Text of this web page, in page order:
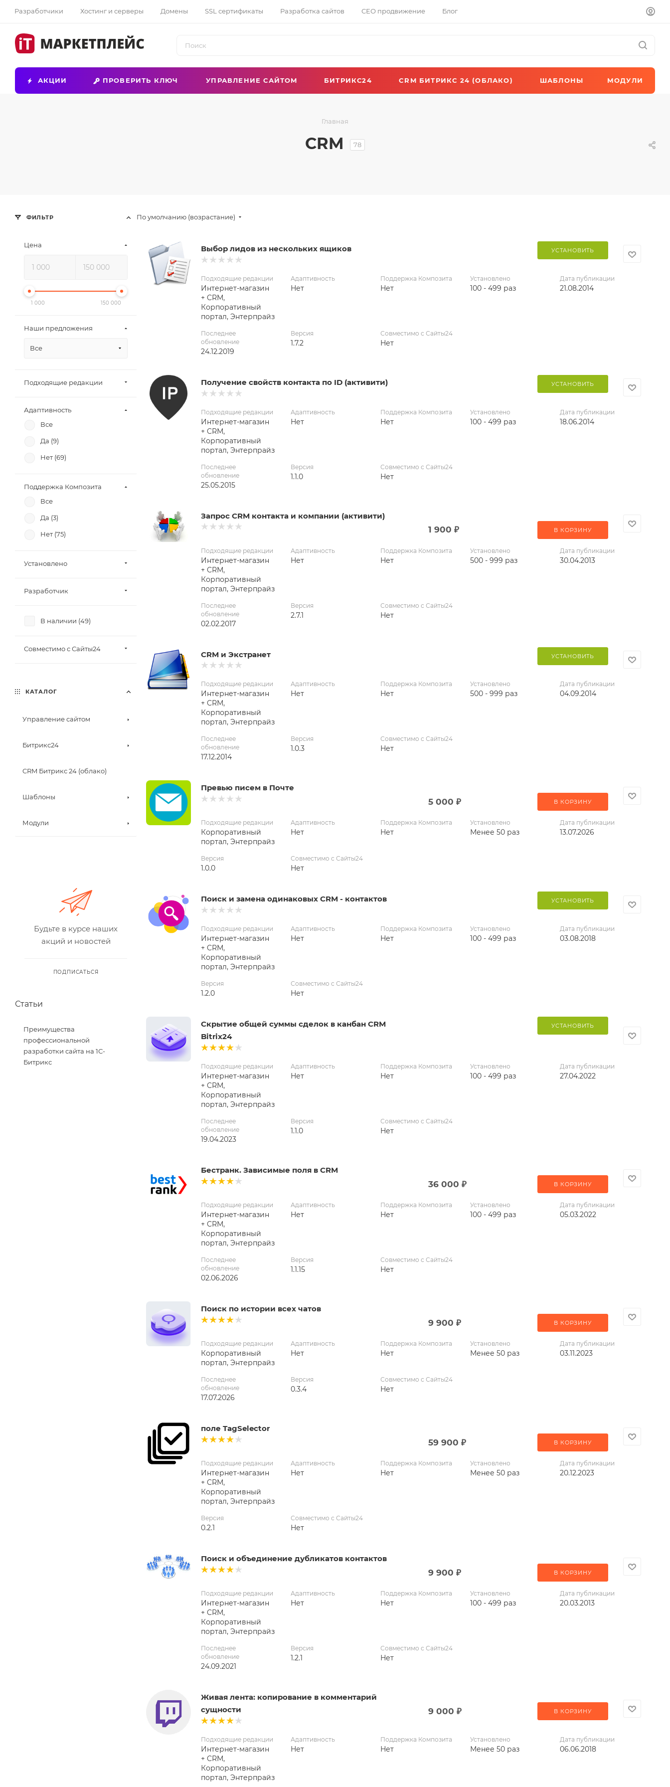
Разработчики Хостинг и серверы Домены SSL сертификаты Разработка сайтов СЕО продвижение Блог
АКЦИИ ПРОВЕРИТЬ КЛЮЧ УПРАВЛЕНИЕ САЙТОМ БИТРИКС24 CRM БИТРИКС 24 (ОБЛАКО) ШАБЛОНЫ МОДУЛИ
Главная
CRM 78
По умолчанию (возрастание)
Выбор лидов из нескольких ящиков УСТАНОВИТЬ
Подходящие редакции
Интернет-магазин
+ CRM,
Корпоративный
портал, Энтерпрайз
Адаптивность
Нет
Поддержка Композита
Нет
Установлено
100 - 499 раз
Дата публикации
21.08.2014
Последнее
обновление
24.12.2019
Версия
1.7.2
Совместимо с Сайты24
Нет
Получение свойств контакта по ID (активити) УСТАНОВИТЬ
Подходящие редакции
Интернет-магазин
+ CRM,
Корпоративный
портал, Энтерпрайз
Адаптивность
Нет
Поддержка Композита
Нет
Установлено
100 - 499 раз
Дата публикации
18.06.2014
Последнее
обновление
25.05.2015
Версия
1.1.0
Совместимо с Сайты24
Нет
Запрос CRM контакта и компании (активити)
1 900 ₽ В КОРЗИНУ
Подходящие редакции
Интернет-магазин
+ CRM,
Корпоративный
портал, Энтерпрайз
Адаптивность
Нет
Поддержка Композита
Нет
Установлено
500 - 999 раз
Дата публикации
30.04.2013
Последнее
обновление
02.02.2017
Версия
2.7.1
Совместимо с Сайты24
Нет
CRM и Экстранет УСТАНОВИТЬ
Подходящие редакции
Интернет-магазин
+ CRM,
Корпоративный
портал, Энтерпрайз
Адаптивность
Нет
Поддержка Композита
Нет
Установлено
500 - 999 раз
Дата публикации
04.09.2014
Последнее
обновление
17.12.2014
Версия
1.0.3
Совместимо с Сайты24
Нет
Превью писем в Почте
5 000 ₽ В КОРЗИНУ
Подходящие редакции
Корпоративный
портал, Энтерпрайз
Адаптивность
Нет
Поддержка Композита
Нет
Установлено
Менее 50 раз
Дата публикации
13.07.2026
Версия
1.0.0
Совместимо с Сайты24
Нет
Поиск и замена одинаковых CRM - контактов УСТАНОВИТЬ
Подходящие редакции
Интернет-магазин
+ CRM,
Корпоративный
портал, Энтерпрайз
Адаптивность
Нет
Поддержка Композита
Нет
Установлено
100 - 499 раз
Дата публикации
03.08.2018
Версия
1.2.0
Совместимо с Сайты24
Нет
Скрытие общей суммы сделок в канбан CRM
Bitrix24
УСТАНОВИТЬ
Подходящие редакции
Интернет-магазин
+ CRM,
Корпоративный
портал, Энтерпрайз
Адаптивность
Нет
Поддержка Композита
Нет
Установлено
100 - 499 раз
Дата публикации
27.04.2022
Последнее
обновление
19.04.2023
Версия
1.1.0
Совместимо с Сайты24
Нет
Бестранк. Зависимые поля в CRM
36 000 ₽ В КОРЗИНУ
Подходящие редакции
Интернет-магазин
+ CRM,
Корпоративный
портал, Энтерпрайз
Адаптивность
Нет
Поддержка Композита
Нет
Установлено
100 - 499 раз
Дата публикации
05.03.2022
Последнее
обновление
02.06.2026
Версия
1.1.15
Совместимо с Сайты24
Нет
Поиск по истории всех чатов
9 900 ₽ В КОРЗИНУ
Подходящие редакции
Корпоративный
портал, Энтерпрайз
Адаптивность
Нет
Поддержка Композита
Нет
Установлено
Менее 50 раз
Дата публикации
03.11.2023
Последнее
обновление
17.07.2026
Версия
0.3.4
Совместимо с Сайты24
Нет
поле TagSelector
59 900 ₽ В КОРЗИНУ
Подходящие редакции
Интернет-магазин
+ CRM,
Корпоративный
портал, Энтерпрайз
Адаптивность
Нет
Поддержка Композита
Нет
Установлено
Менее 50 раз
Дата публикации
20.12.2023
Версия
0.2.1
Совместимо с Сайты24
Нет
Поиск и объединение дубликатов контактов
9 900 ₽ В КОРЗИНУ
Подходящие редакции
Интернет-магазин
+ CRM,
Корпоративный
портал, Энтерпрайз
Адаптивность
Нет
Поддержка Композита
Нет
Установлено
100 - 499 раз
Дата публикации
20.03.2013
Последнее
обновление
24.09.2021
Версия
1.2.1
Совместимо с Сайты24
Нет
Живая лента: копирование в комментарий
сущности
9 000 ₽ В КОРЗИНУ
Подходящие редакции
Интернет-магазин
+ CRM,
Корпоративный
портал, Энтерпрайз
Адаптивность
Нет
Поддержка Композита
Нет
Установлено
Менее 50 раз
Дата публикации
06.06.2018
ФИЛЬТР
Цена
1 000 150 000
Наши предложения
Все
Подходящие редакции
Адаптивность
Все
Да (9)
Нет (69)
Поддержка Композита
Все
Да (3)
Нет (75)
Установлено
Разработчик
В наличии (49)
Совместимо с Сайты24
КАТАЛОГ
Управление сайтом
Битрикс24
CRM Битрикс 24 (облако)
Шаблоны
Модули
Будьте в курсе наших
акций и новостей
ПОДПИСАТЬСЯ
Статьи
Преимущества
профессиональной
разработки сайта на 1С-
Битрикс